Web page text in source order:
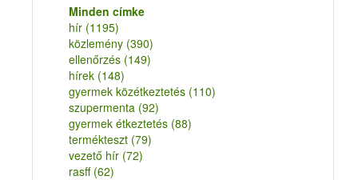
Minden címke
hír (1195)
közlemény (390)
ellenőrzés (149)
hírek (148)
gyermek közétkeztetés (110)
szupermenta (92)
gyermek étkeztetés (88)
termékteszt (79)
vezető hír (72)
rasff (62)